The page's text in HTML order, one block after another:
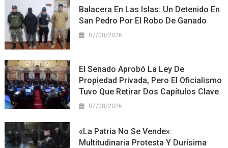
Balacera En Las Islas: Un Detenido En
San Pedro Por El Robo De Ganado
07/08/2026
El Senado Aprobó La Ley De
Propiedad Privada, Pero El Oficialismo
Tuvo Que Retirar Dos Capítulos Clave
07/08/2026
«La Patria No Se Vende»:
Multitudinaria Protesta Y Durísima